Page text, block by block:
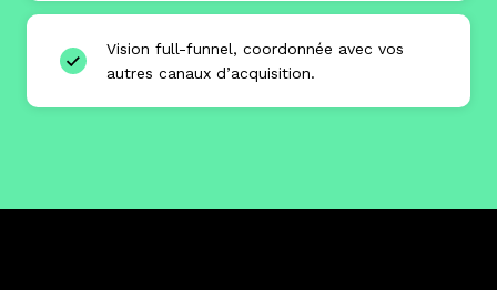
Vision full-funnel, coordonnée avec vos
autres canaux d’acquisition.